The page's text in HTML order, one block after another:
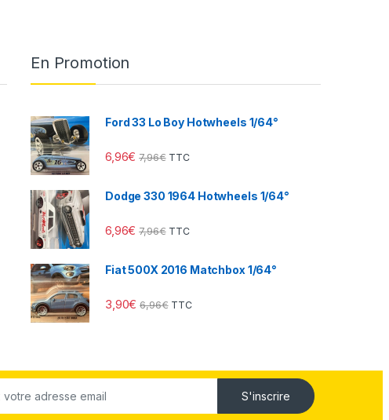
En Promotion
Ford 33 Lo Boy Hotwheels 1/64°
6,96€ 7,96€ TTC
Dodge 330 1964 Hotwheels 1/64°
6,96€ 7,96€ TTC
Fiat 500X 2016 Matchbox 1/64°
3,90€ 6,96€ TTC
S'inscrire